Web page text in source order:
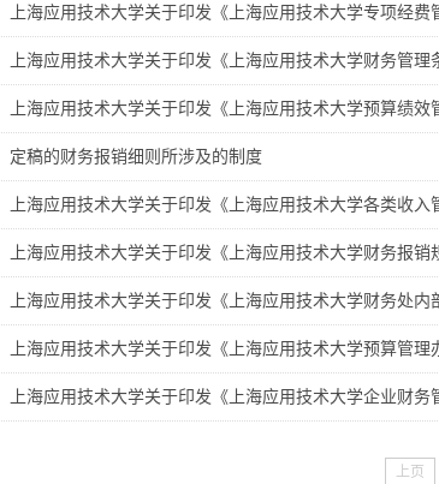
上海应用技术大学关于印发《上海应用技术大学专项经费
上海应用技术大学关于印发《上海应用技术大学财务管理
上海应用技术大学关于印发《上海应用技术大学预算绩效
定稿的财务报销细则所涉及的制度
上海应用技术大学关于印发《上海应用技术大学各类收入
上海应用技术大学关于印发《上海应用技术大学财务报销
上海应用技术大学关于印发《上海应用技术大学财务处内
上海应用技术大学关于印发《上海应用技术大学预算管理
上海应用技术大学关于印发《上海应用技术大学企业财务
上页